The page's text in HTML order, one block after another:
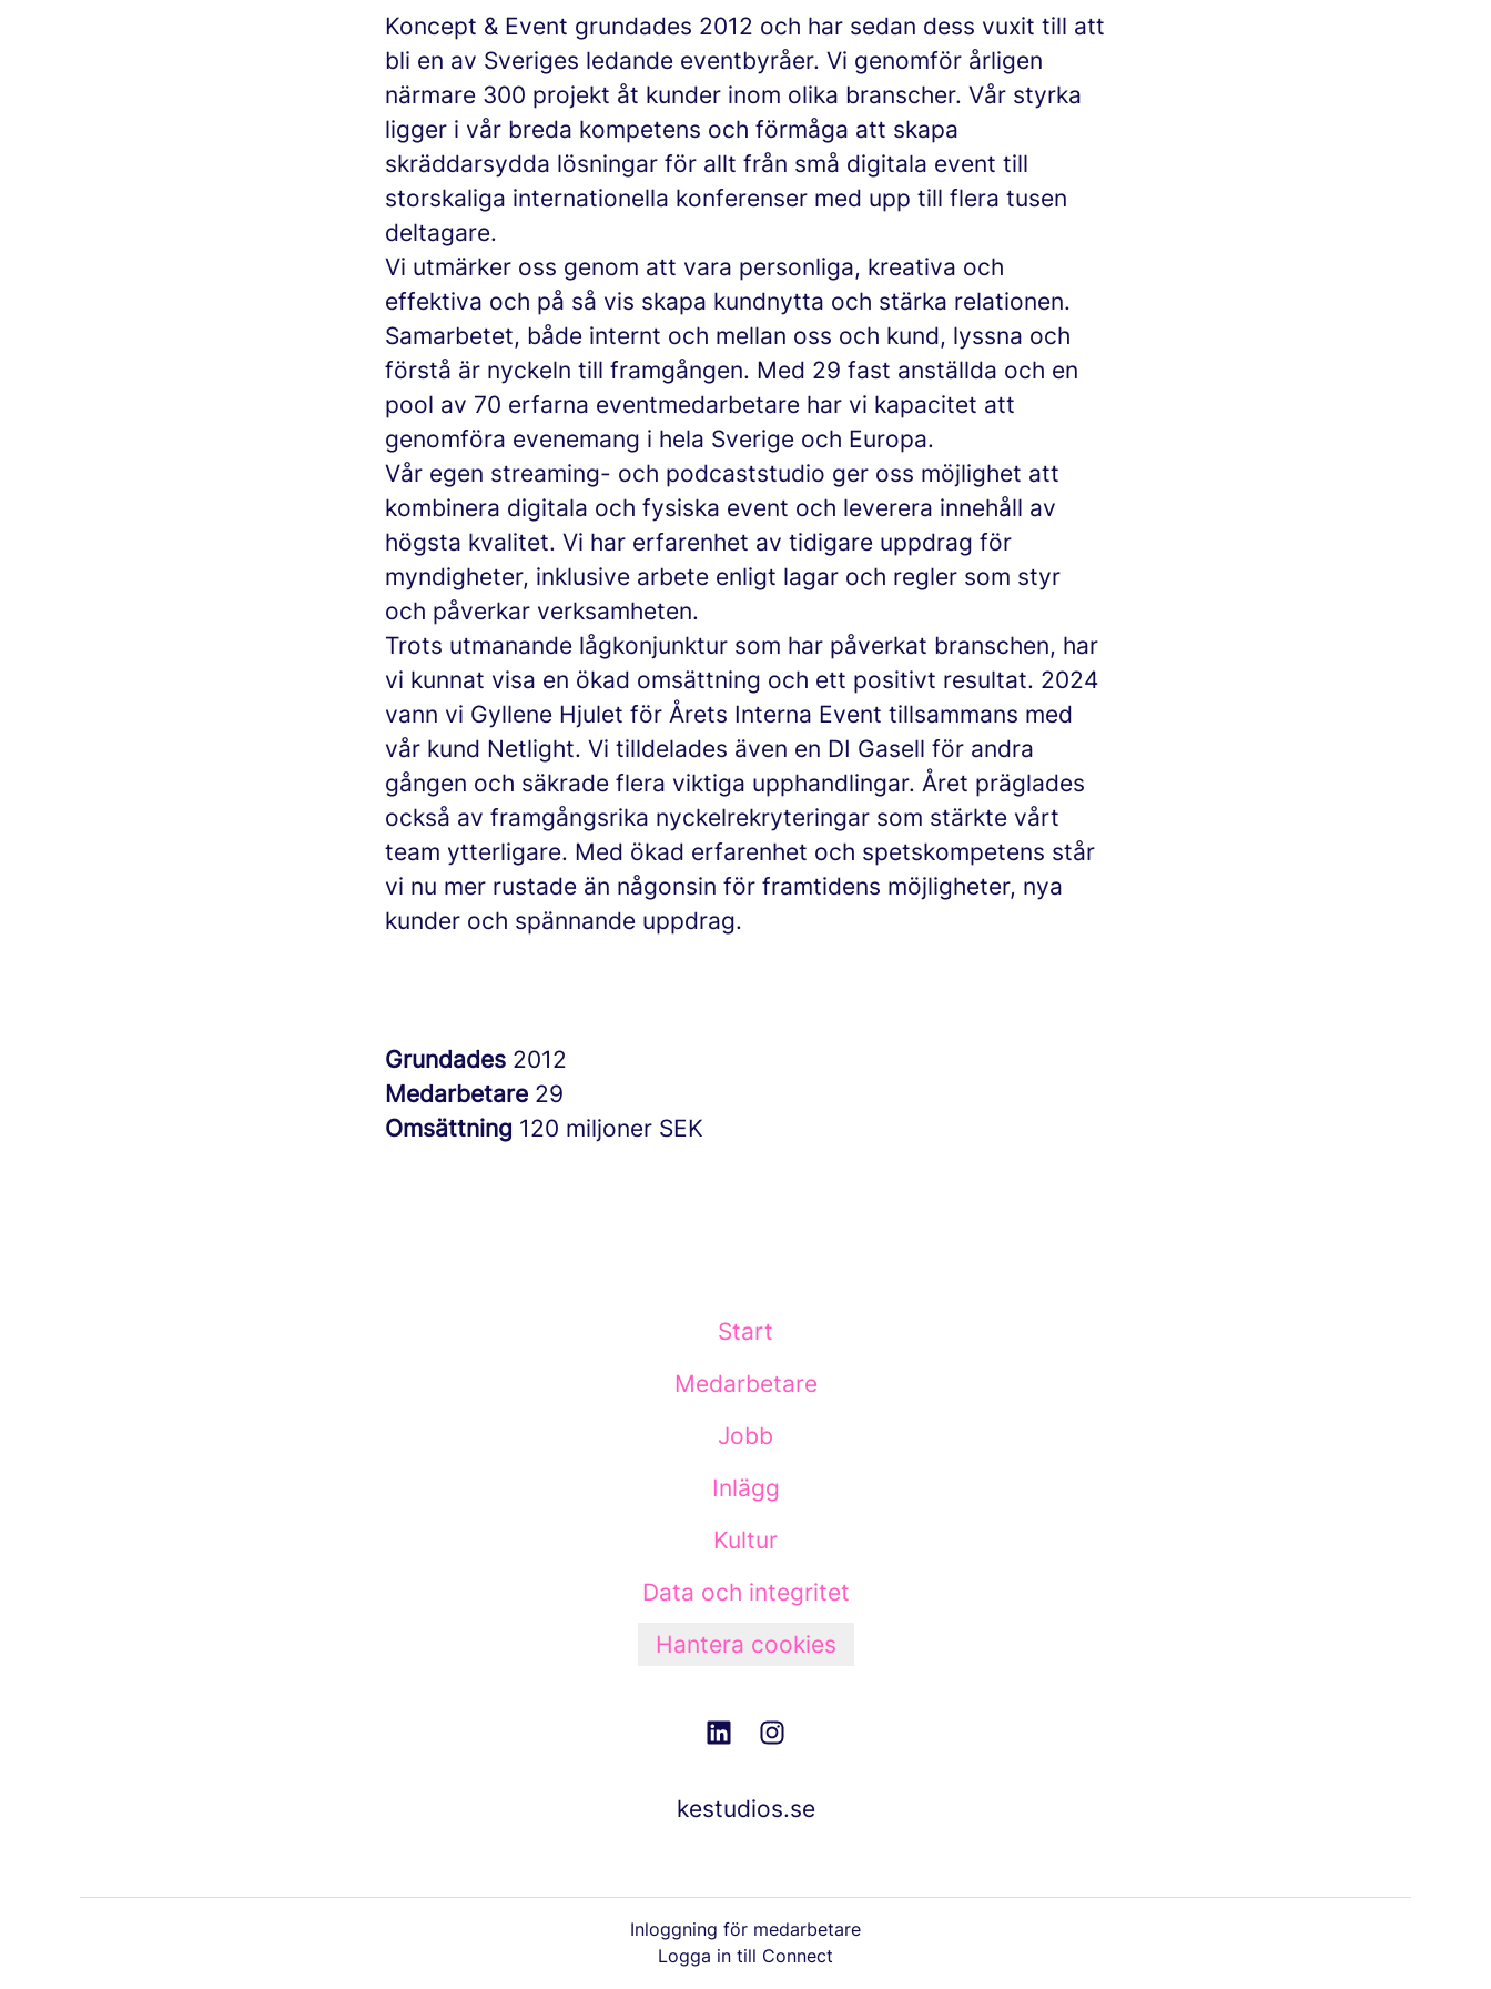
Koncept & Event grundades 2012 och har sedan dess vuxit till att
bli en av Sveriges ledande eventbyråer. Vi genomför årligen
närmare 300 projekt åt kunder inom olika branscher. Vår styrka
ligger i vår breda kompetens och förmåga att skapa
skräddarsydda lösningar för allt från små digitala event till
storskaliga internationella konferenser med upp till flera tusen
deltagare.
Vi utmärker oss genom att vara personliga, kreativa och
effektiva och på så vis skapa kundnytta och stärka relationen.
Samarbetet, både internt och mellan oss och kund, lyssna och
förstå är nyckeln till framgången. Med 29 fast anställda och en
pool av 70 erfarna eventmedarbetare har vi kapacitet att
genomföra evenemang i hela Sverige och Europa.
Vår egen streaming- och podcaststudio ger oss möjlighet att
kombinera digitala och fysiska event och leverera innehåll av
högsta kvalitet. Vi har erfarenhet av tidigare uppdrag för
myndigheter, inklusive arbete enligt lagar och regler som styr
och påverkar verksamheten.
Trots utmanande lågkonjunktur som har påverkat branschen, har
vi kunnat visa en ökad omsättning och ett positivt resultat. 2024
vann vi Gyllene Hjulet för Årets Interna Event tillsammans med
vår kund Netlight. Vi tilldelades även en DI Gasell för andra
gången och säkrade flera viktiga upphandlingar. Året präglades
också av framgångsrika nyckelrekryteringar som stärkte vårt
team ytterligare. Med ökad erfarenhet och spetskompetens står
vi nu mer rustade än någonsin för framtidens möjligheter, nya
kunder och spännande uppdrag.
Grundades 2012
Medarbetare 29
Omsättning 120 miljoner SEK
Start
Medarbetare
Jobb
Inlägg
Kultur
Data och integritet
Hantera cookies
kestudios.se
Inloggning för medarbetare
Logga in till Connect